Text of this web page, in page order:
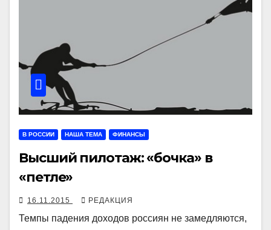
В РОССИИ НАША ТЕМА ФИНАНСЫ
Высший пилотаж: «бочка» в
«петле»
16.11.2015 РЕДАКЦИЯ
Темпы падения доходов россиян не замедляются,